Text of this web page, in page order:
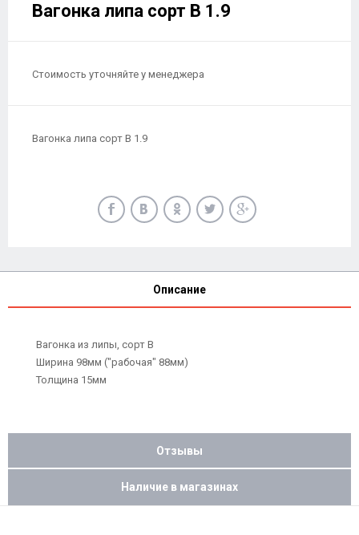
Вагонка липа сорт В 1.9
Стоимость уточняйте у менеджера
Вагонка липа сорт В 1.9
Описание
Вагонка из липы, сорт В
Ширина 98мм ("рабочая" 88мм)
Толщина 15мм
Отзывы
Наличие в магазинах